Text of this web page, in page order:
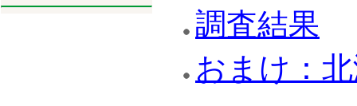
調査結果
おまけ：